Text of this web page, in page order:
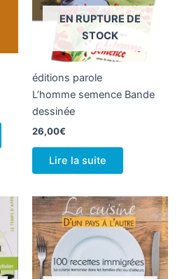
EN RUPTURE DE
STOCK
éditions parole
L’homme semence Bande
dessinée
26,00€
Lire la suite